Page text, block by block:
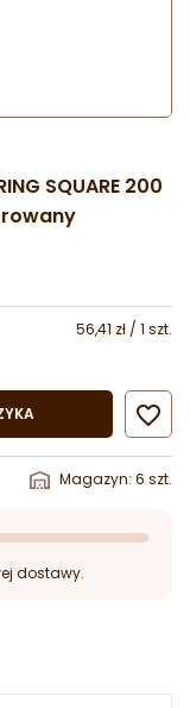
SQUARE 200
56,41 zł / 1 szt.

Magazyn: 6 szt.
dostawy.